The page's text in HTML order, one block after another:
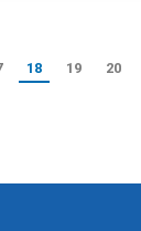
18 19 20